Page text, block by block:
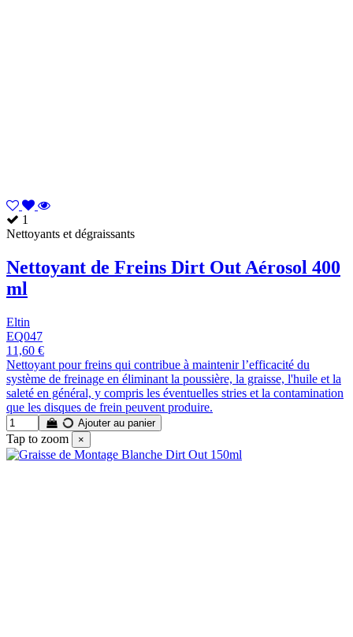
1
Nettoyants et dégraissants
Nettoyant de Freins Dirt Out Aérosol 400
ml
Eltin
EQ047
11,60 €
Nettoyant pour freins qui contribue à maintenir l’efficacité du
système de freinage en éliminant la poussière, la graisse, l'huile et la
saleté en général, y compris les éventuelles stries et la contamination
que les disques de frein peuvent produire.
Ajouter au panier
Tap to zoom ×